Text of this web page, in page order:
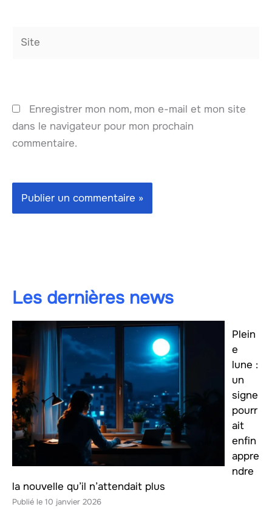
Enregistrer mon nom, mon e-mail et mon site
dans le navigateur pour mon prochain
commentaire.
Les dernières news
Plein
e
lune :
un
signe
pourr
ait
enfin
appre
ndre
la nouvelle qu’il n’attendait plus
10 janvier 2026